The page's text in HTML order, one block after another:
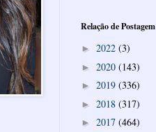
Relação de Postagem
► 2022 (3)
► 2020 (143)
► 2019 (336)
► 2018 (317)
► 2017 (464)